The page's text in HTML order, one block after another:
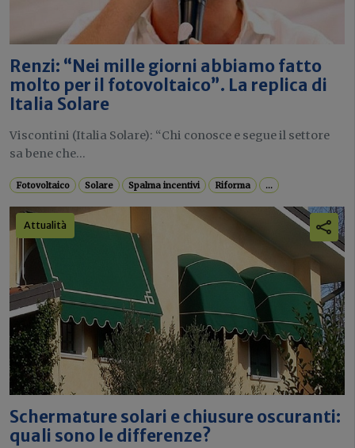
Renzi: “Nei mille giorni abbiamo fatto
molto per il fotovoltaico”. La replica di
Italia Solare
Viscontini (Italia Solare): “Chi conosce e segue il settore
sa bene che...
Fotovoltaico Solare Spalma incentivi Riforma ...
Attualità
Schermature solari e chiusure oscuranti:
quali sono le differenze?